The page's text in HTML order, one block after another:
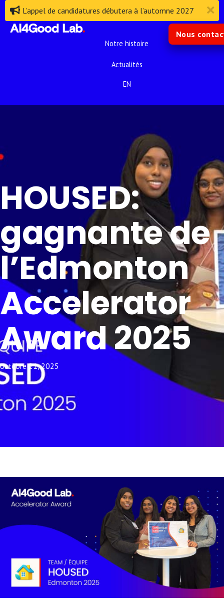
L’appel de candidatures débutera à l’automne 2027
Notre histoire
Actualités
EN
Nous
HOUSED:
gagnante de
l’Edmonton
Accelerator
Award 2025
octobre 21, 2025